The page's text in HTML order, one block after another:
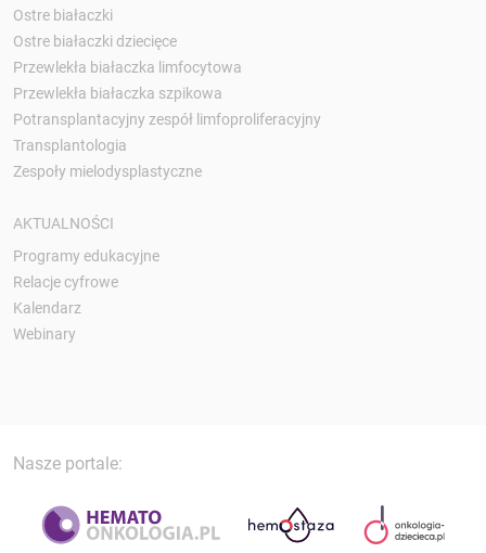
Ostre białaczki
Ostre białaczki dziecięce
Przewlekła białaczka limfocytowa
Przewlekła białaczka szpikowa
Potransplantacyjny zespół limfoproliferacyjny
Transplantologia
Zespoły mielodysplastyczne
AKTUALNOŚCI
Programy edukacyjne
Relacje cyfrowe
Kalendarz
Webinary
Nasze portale: